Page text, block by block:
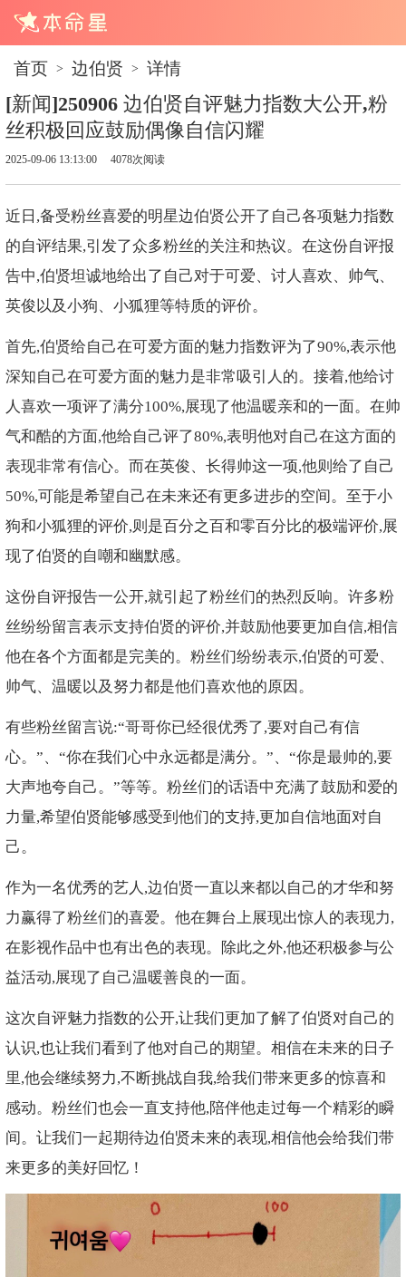
首页 > 边伯贤 > 详情
[新闻]250906 边伯贤自评魅力指数大公开,粉
丝积极回应鼓励偶像自信闪耀
2025-09-06 13:13:00 4078次阅读
近日,备受粉丝喜爱的明星边伯贤公开了自己各项魅力指数
的自评结果,引发了众多粉丝的关注和热议。在这份自评报
告中,伯贤坦诚地给出了自己对于可爱、讨人喜欢、帅气、
英俊以及小狗、小狐狸等特质的评价。
首先,伯贤给自己在可爱方面的魅力指数评为了90%,表示他
深知自己在可爱方面的魅力是非常吸引人的。接着,他给讨
人喜欢一项评了满分100%,展现了他温暖亲和的一面。在帅
气和酷的方面,他给自己评了80%,表明他对自己在这方面的
表现非常有信心。而在英俊、长得帅这一项,他则给了自己
50%,可能是希望自己在未来还有更多进步的空间。至于小
狗和小狐狸的评价,则是百分之百和零百分比的极端评价,展
现了伯贤的自嘲和幽默感。
这份自评报告一公开,就引起了粉丝们的热烈反响。许多粉
丝纷纷留言表示支持伯贤的评价,并鼓励他要更加自信,相信
他在各个方面都是完美的。粉丝们纷纷表示,伯贤的可爱、
帅气、温暖以及努力都是他们喜欢他的原因。
有些粉丝留言说:“哥哥你已经很优秀了,要对自己有信
心。”、“你在我们心中永远都是满分。”、“你是最帅的,要
大声地夸自己。”等等。粉丝们的话语中充满了鼓励和爱的
力量,希望伯贤能够感受到他们的支持,更加自信地面对自
己。
作为一名优秀的艺人,边伯贤一直以来都以自己的才华和努
力赢得了粉丝们的喜爱。他在舞台上展现出惊人的表现力,
在影视作品中也有出色的表现。除此之外,他还积极参与公
益活动,展现了自己温暖善良的一面。
这次自评魅力指数的公开,让我们更加了解了伯贤对自己的
认识,也让我们看到了他对自己的期望。相信在未来的日子
里,他会继续努力,不断挑战自我,给我们带来更多的惊喜和
感动。粉丝们也会一直支持他,陪伴他走过每一个精彩的瞬
间。让我们一起期待边伯贤未来的表现,相信他会给我们带
来更多的美好回忆！